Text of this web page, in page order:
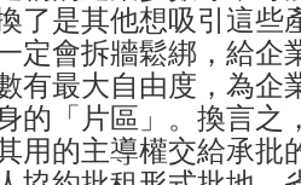
了是其他想吸引這些
定會拆牆鬆綁，給企
有最大自由度，為企
的「片區」。換言之
用的主導權交給承批